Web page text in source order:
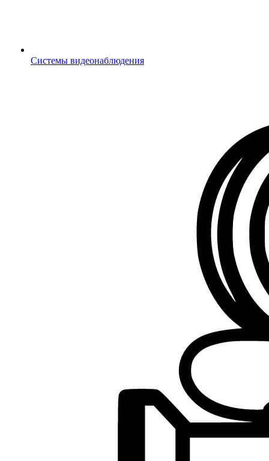
Системы видеонаблюдения